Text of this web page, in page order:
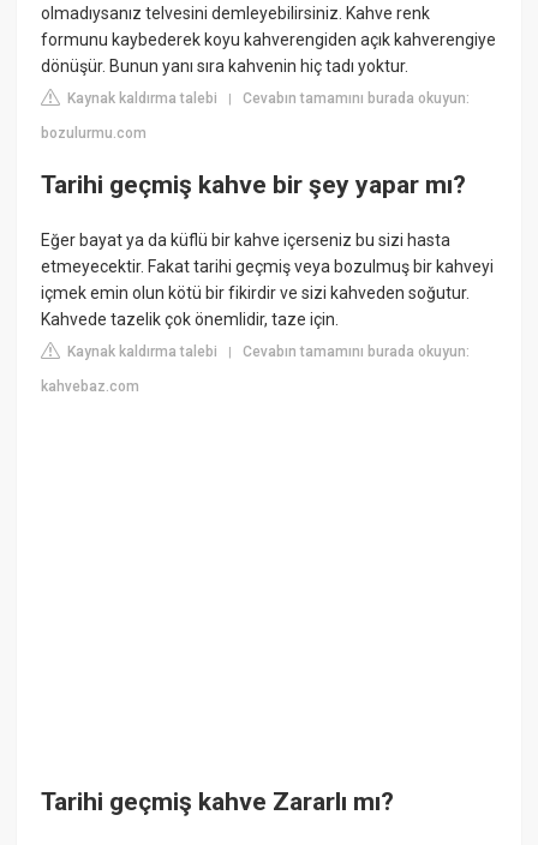
olmadıysanız telvesini demleyebilirsiniz. Kahve renk
formunu kaybederek koyu kahverengiden açık kahverengiye
dönüşür. Bunun yanı sıra kahvenin hiç tadı yoktur.
Kaynak kaldırma talebi |Cevabın tamamını burada okuyun:
bozulurmu.com
Tarihi geçmiş kahve bir şey yapar mı?
Eğer bayat ya da küflü bir kahve içerseniz bu sizi hasta
etmeyecektir. Fakat tarihi geçmiş veya bozulmuş bir kahveyi
içmek emin olun kötü bir fikirdir ve sizi kahveden soğutur.
Kahvede tazelik çok önemlidir, taze için.
Kaynak kaldırma talebi |Cevabın tamamını burada okuyun:
kahvebaz.com
Tarihi geçmiş kahve Zararlı mı?